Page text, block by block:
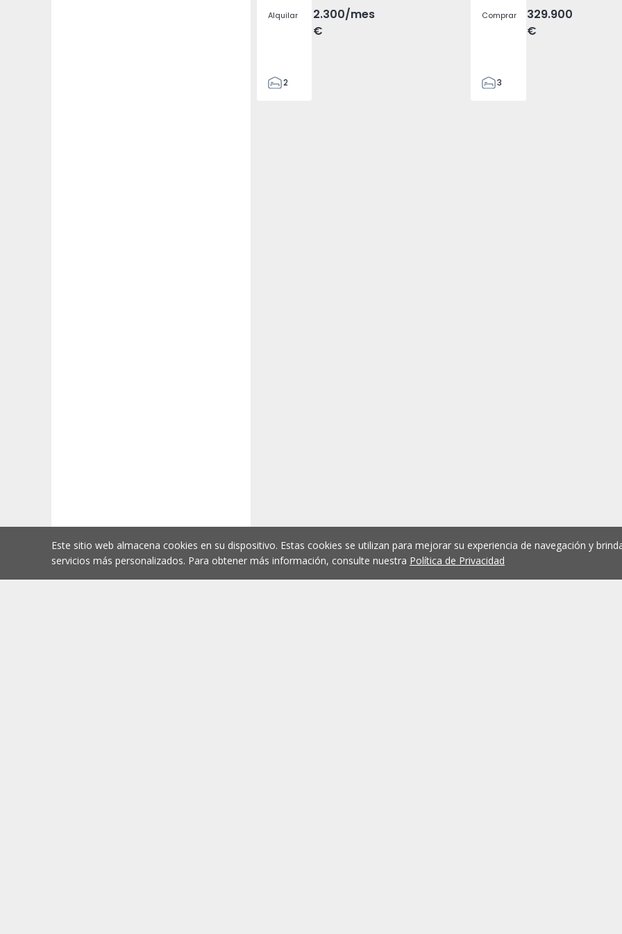
Alquilar
2.300
€
/mes
2
Comprar
329.900
€
3
Este sitio web almacena cookies en su dispositivo. Estas cookies se utilizan para mejorar su experiencia de navegación y
servicios más personalizados. Para obtener más información, consulte nuestra Política de Privacidad